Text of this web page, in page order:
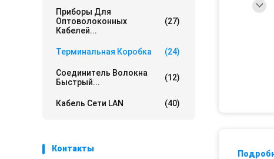
Приборы Для
Оптоволоконных
Кабелей...
(27)
Терминальная Коробка (24)
Соединитель Волокна
Быстрый...
(12)
Кабель Сети LAN (40)
Контакты